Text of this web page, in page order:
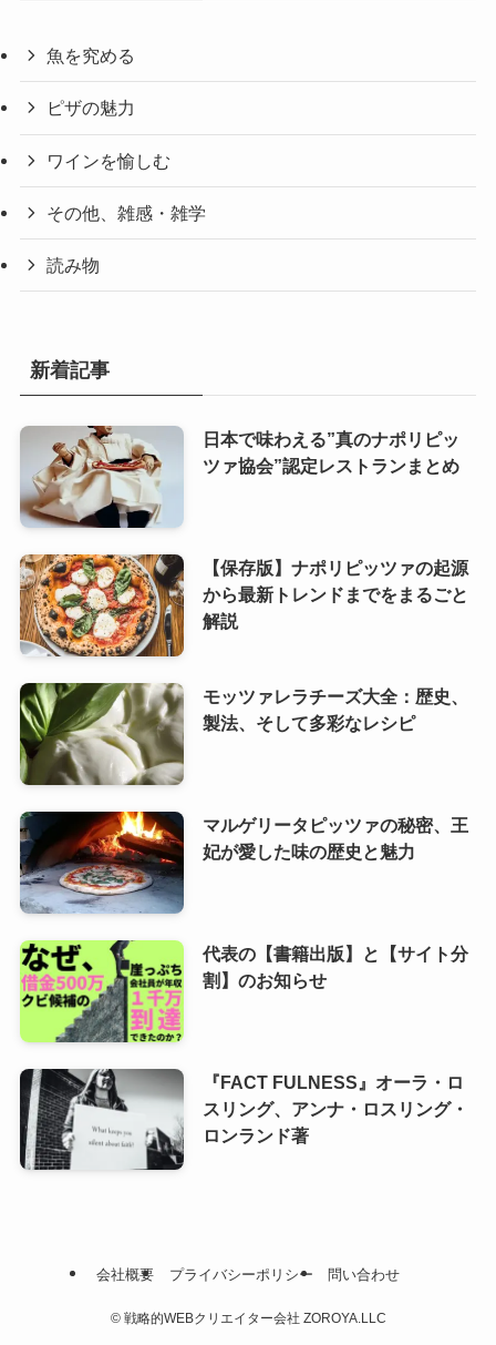
魚を究める
ピザの魅力
ワインを愉しむ
その他、雑感・雑学
読み物
新着記事
日本で味わえる”真のナポリピッ
ツァ協会”認定レストランまとめ
【保存版】ナポリピッツァの起源
から最新トレンドまでをまるごと
解説
モッツァレラチーズ大全：歴史、
製法、そして多彩なレシピ
マルゲリータピッツァの秘密、王
妃が愛した味の歴史と魅力
代表の【書籍出版】と【サイト分
割】のお知らせ
『FACT FULNESS』オーラ・ロ
スリング、アンナ・ロスリング・
ロンランド著
会社概要 プライバシーポリシー 問い合わせ
©戦略的WEBクリエイター会社 ZOROYA.LLC